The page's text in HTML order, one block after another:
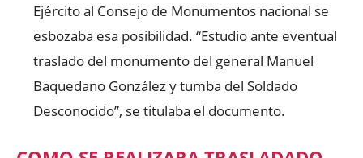
Ejército al Consejo de Monumentos nacional se
esbozaba esa posibilidad. “Estudio ante eventual
traslado del monumento del general Manuel
Baquedano González y tumba del Soldado
Desconocido”, se titulaba el documento.